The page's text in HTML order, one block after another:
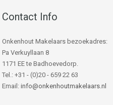
Contact Info
Onkenhout Makelaars bezoekadres:
Pa Verkuyllaan 8
1171 EE te Badhoevedorp.
Tel.: +31 - (0)20 - 659 22 63
Email: info@onkenhoutmakelaars.nl